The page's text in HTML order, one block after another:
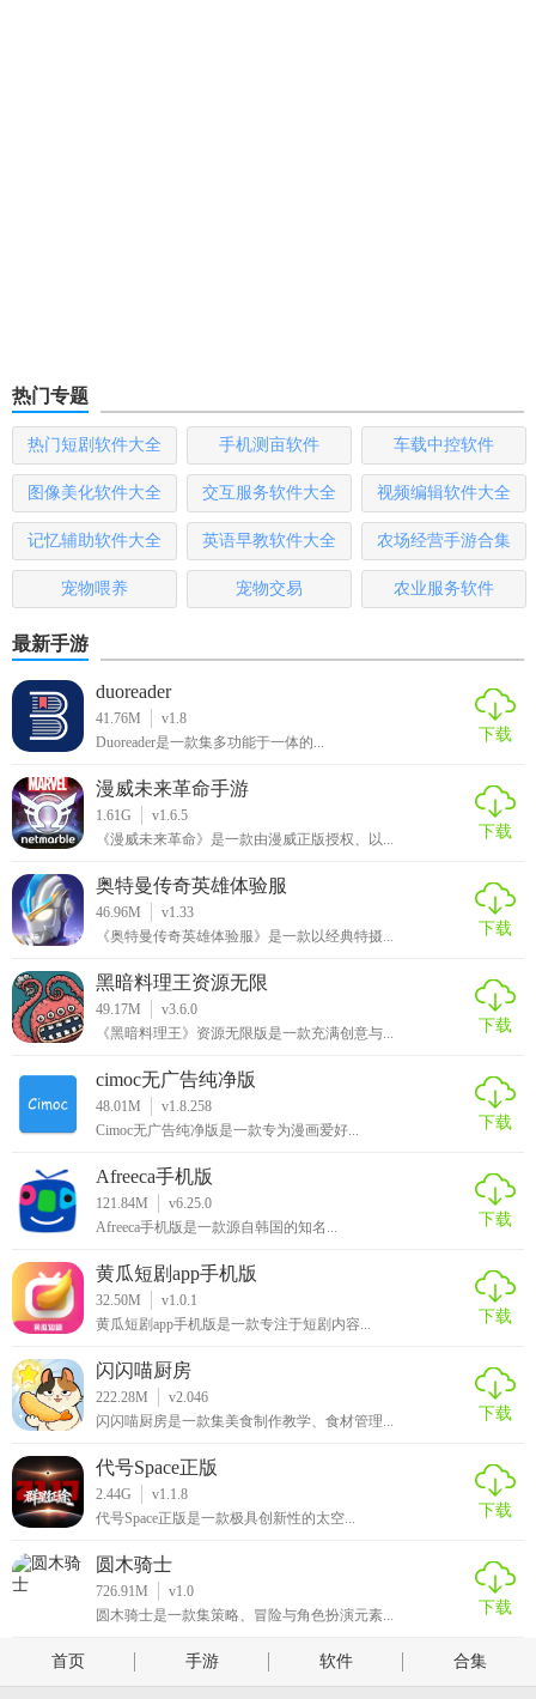
热门专题
热门短剧软件大全 手机测亩软件 车载中控软件
图像美化软件大全 交互服务软件大全 视频编辑软件大全
记忆辅助软件大全 英语早教软件大全 农场经营手游合集
宠物喂养 宠物交易 农业服务软件
最新手游
duoreader
41.76M
v1.8
Duoreader是一款集多功能于一体的...
下载
漫威未来革命手游
1.61G
v1.6.5
《漫威未来革命》是一款由漫威正版授权、以...
下载
奥特曼传奇英雄体验服
46.96M
v1.33
《奥特曼传奇英雄体验服》是一款以经典特摄...
下载
黑暗料理王资源无限
49.17M
v3.6.0
《黑暗料理王》资源无限版是一款充满创意与...
下载
cimoc无广告纯净版
48.01M
v1.8.258
Cimoc无广告纯净版是一款专为漫画爱好...
下载
Afreeca手机版
121.84M
v6.25.0
Afreeca手机版是一款源自韩国的知名...
下载
黄瓜短剧app手机版
32.50M
v1.0.1
黄瓜短剧app手机版是一款专注于短剧内容...
下载
闪闪喵厨房
222.28M
v2.046
闪闪喵厨房是一款集美食制作教学、食材管理...
下载
代号Space正版
2.44G
v1.1.8
代号Space正版是一款极具创新性的太空...
下载
圆木骑士
726.91M
v1.0
圆木骑士是一款集策略、冒险与角色扮演元素...
下载
首页 手游 软件 合集